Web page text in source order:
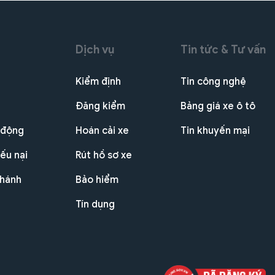
nại
Dịch vụ
Kiểm định
Đăng kiểm
Hoán cải xe
Rút hồ sơ xe
Bảo hiểm
Tín dụng
Tin tức & Tư vấn
Tin công nghệ
Bảng giá xe ô tô
Tin khuyến mại